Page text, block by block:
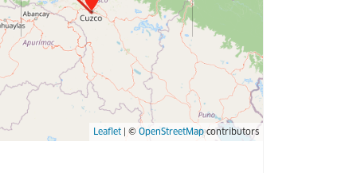
Leaflet | © OpenStreetMapcontributors